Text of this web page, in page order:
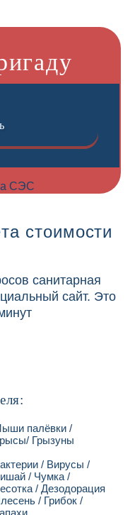
стоимости
санитарная
сайт. Это
палёвки /
Грызуны
/ Вирусы /
/ Чумка /
/ Дезодорация
/ Грибок /